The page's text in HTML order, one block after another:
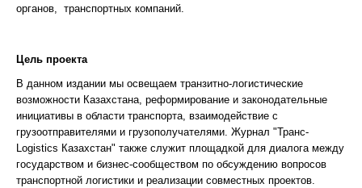
органов, транспортных компаний.
Цель проекта
В данном издании мы освещаем транзитно-логистические
возможности Казахстана, реформирование и законодательные
инициативы в области транспорта, взаимодействие с
грузоотправителями и грузополучателями. Журнал "Транс-
Logistics Казахстан" также служит площадкой для диалога между
государством и бизнес-сообществом по обсуждению вопросов
транспортной логистики и реализации совместных проектов.